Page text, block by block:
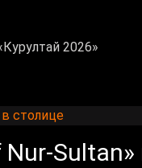
2026»
столице
Sultan»